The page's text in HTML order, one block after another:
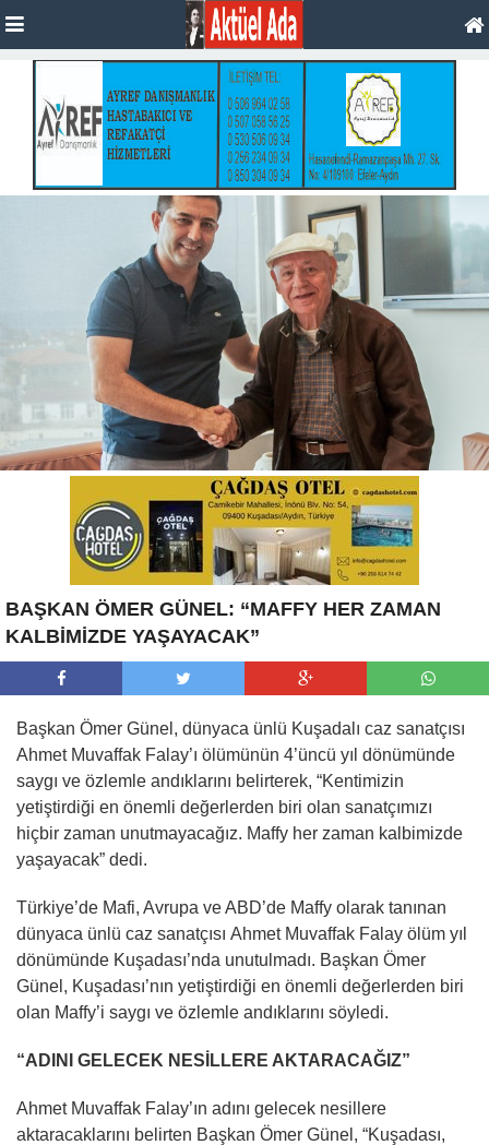
BAŞKAN ÖMER GÜNEL: “MAFFY HER ZAMAN
KALBİMİZDE YAŞAYACAK”
Başkan Ömer Günel, dünyaca ünlü Kuşadalı caz sanatçısı
Ahmet Muvaffak Falay’ı ölümünün 4’üncü yıl dönümünde
saygı ve özlemle andıklarını belirterek, “Kentimizin
yetiştirdiği en önemli değerlerden biri olan sanatçımızı
hiçbir zaman unutmayacağız. Maffy her zaman kalbimizde
yaşayacak” dedi.
Türkiye’de Mafi, Avrupa ve ABD’de Maffy olarak tanınan
dünyaca ünlü caz sanatçısı Ahmet Muvaffak Falay ölüm yıl
dönümünde Kuşadası’nda unutulmadı. Başkan Ömer
Günel, Kuşadası’nın yetiştirdiği en önemli değerlerden biri
olan Maffy’i saygı ve özlemle andıklarını söyledi.
“ADINI GELECEK NESİLLERE AKTARACAĞIZ”
Ahmet Muvaffak Falay’ın adını gelecek nesillere
aktaracaklarını belirten Başkan Ömer Günel, “Kuşadası,